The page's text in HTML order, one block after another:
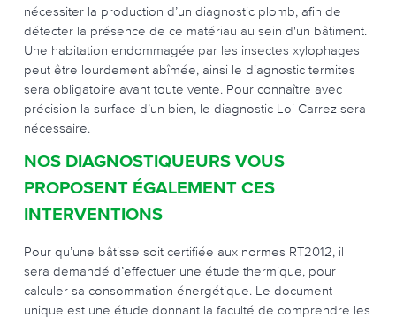
nécessiter la production d’un diagnostic plomb, afin de
détecter la présence de ce matériau au sein d'un bâtiment.
Une habitation endommagée par les insectes xylophages
peut être lourdement abîmée, ainsi le diagnostic termites
sera obligatoire avant toute vente. Pour connaître avec
précision la surface d’un bien, le diagnostic Loi Carrez sera
nécessaire.
NOS DIAGNOSTIQUEURS VOUS
PROPOSENT ÉGALEMENT CES
INTERVENTIONS
Pour qu’une bâtisse soit certifiée aux normes RT2012, il
sera demandé d’effectuer une étude thermique, pour
calculer sa consommation énergétique. Le document
unique est une étude donnant la faculté de comprendre les